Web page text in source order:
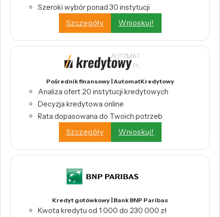
Szeroki wybór ponad 30 instytucji
Szczegóły
Wnioskuj!
Pośrednik finansowy | AutomatKredytowy
Analiza ofert 20 instytucji kredytowych
Decyzja kredytowa online
Rata dopasowana do Twoich potrzeb
Szczegóły
Wnioskuj!
Kredyt gotówkowy | Bank BNP Paribas
Kwota kredytu od 1 000 do 230 000 zł